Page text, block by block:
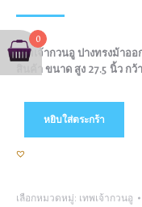
เทพเจ้ากวนอู ปางทรงม้าอ
สินค้า ขนาด สูง 27.5 นิ้ว ก
หยิบใส่ตระกร้า
เลือกหมวดหมู่: เทพเจ้ากวนอู
0